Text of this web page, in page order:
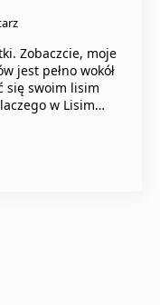
Zobaczcie, moje
jest pełno wokół
się swoim lisim
w Lisim…